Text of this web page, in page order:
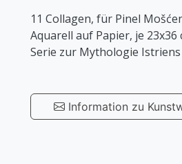
11 Collagen, für Pinel
Aquarell auf Papier, je 23x36
Serie zur Mythologie Istriens
Information zu